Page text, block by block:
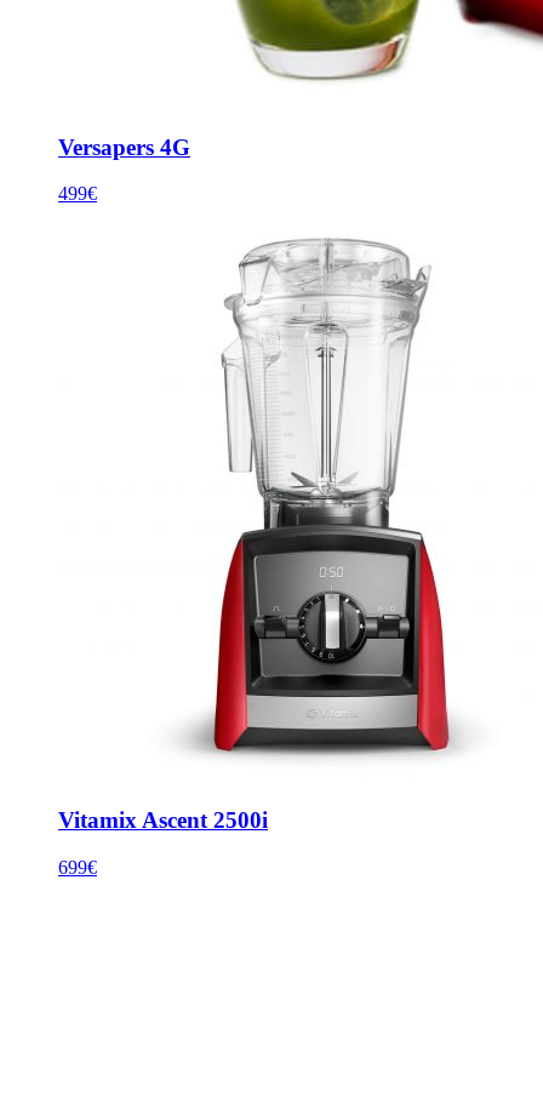
Versapers 4G
499€
Vitamix Ascent 2500i
699€